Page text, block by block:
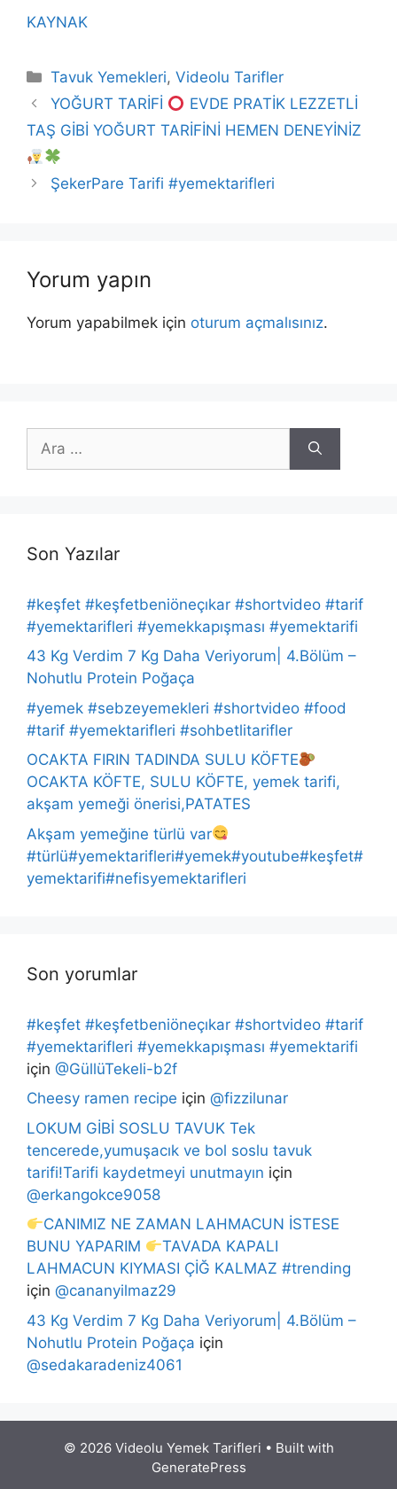
KAYNAK
Kategoriler
Tavuk Yemekleri,Videolu Tarifler
YOĞURT TARİFİ
EVDE PRATİK LEZZETLİ
TAŞ GİBİ YOĞURT TARİFİNİ HEMEN DENEYİNİZ
ŞekerPare Tarifi #yemektarifleri
Yorum yapın
Yorum yapabilmek için oturum açmalısınız.
ara
Son Yazılar
#keşfet #keşfetbeniöneçıkar #shortvideo #tarif
#yemektarifleri #yemekkapışması #yemektarifi
43 Kg Verdim 7 Kg Daha Veriyorum| 4.Bölüm –
Nohutlu Protein Poğaça
#yemek #sebzeyemekleri #shortvideo #food
#tarif #yemektarifleri #sohbetlitarifler
OCAKTA FIRIN TADINDA SULU KÖFTE
OCAKTA KÖFTE, SULU KÖFTE, yemek tarifi,
akşam yemeği önerisi,PATATES
Akşam yemeğine türlü var
#türlü#yemektarifleri#yemek#youtube#keşfet#
yemektarifi#nefisyemektarifleri
Son yorumlar
#keşfet #keşfetbeniöneçıkar #shortvideo #tarif
#yemektarifleri #yemekkapışması #yemektarifi
için @GüllüTekeli-b2f
Cheesy ramen recipe için @fizzilunar
LOKUM GİBİ SOSLU TAVUK Tek
tencerede,yumuşacık ve bol soslu tavuk
tarifi!Tarifi kaydetmeyi unutmayın için
@erkangokce9058
CANIMIZ NE ZAMAN LAHMACUN İSTESE
BUNU YAPARIM
TAVADA KAPALI
LAHMACUN KIYMASI ÇİĞ KALMAZ #trending
için @cananyilmaz29
43 Kg Verdim 7 Kg Daha Veriyorum| 4.Bölüm –
Nohutlu Protein Poğaça için
@sedakaradeniz4061
© 2026 Videolu Yemek Tarifleri • Built with
GeneratePress